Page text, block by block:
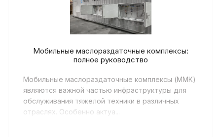
Мобильные маслораздаточные комплексы:
полное руководство
Мобильные маслораздаточные комплексы (ММК)
являются важной частью инфраструктуры для
обслуживания тяжелой техники в различных
отраслях. Особенно актуа...